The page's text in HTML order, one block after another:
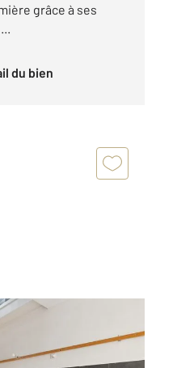
grâce à ses
du bien